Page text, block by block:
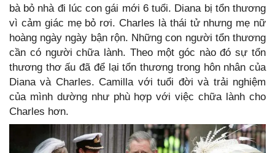
bà bỏ nhà đi lúc con gái mới 6 tuổi. Diana bị tổn thương
vì cảm giác mẹ bỏ rơi. Charles là thái tử nhưng mẹ nữ
hoàng ngày ngày bận rộn. Những con người tổn thương
cần có người chữa lành. Theo một góc nào đó sự tổn
thương thơ ấu đã để lại tổn thương trong hôn nhân của
Diana và Charles. Camilla với tuổi đời và trải nghiệm
của mình dường như phù hợp với việc chữa lành cho
Charles hơn.